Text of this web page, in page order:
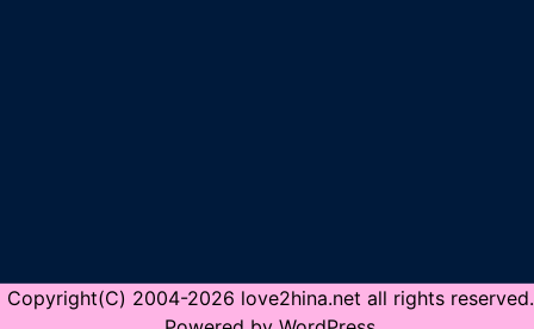
Copyright(C) 2004-2026 love2hina.net all rights reserved.